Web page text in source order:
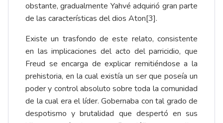
obstante, gradualmente Yahvé adquirió gran parte
de las características del dios Aton[3].
Existe un trasfondo de este relato, consistente
en las implicaciones del acto del parricidio, que
Freud se encarga de explicar remitiéndose a la
prehistoria, en la cual existía un ser que poseía un
poder y control absoluto sobre toda la comunidad
de la cual era el líder. Gobernaba con tal grado de
despotismo y brutalidad que despertó en sus